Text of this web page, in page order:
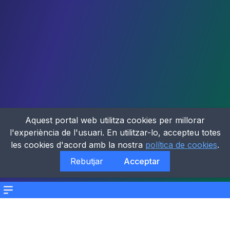
Menu
Aquest portal web utilitza cookies per millorar
l'experiència de l'usuari. En utilitzar-lo, accepteu totes
les cookies d'acord amb la nostra política de cookies.
Rebutjar
Acceptar